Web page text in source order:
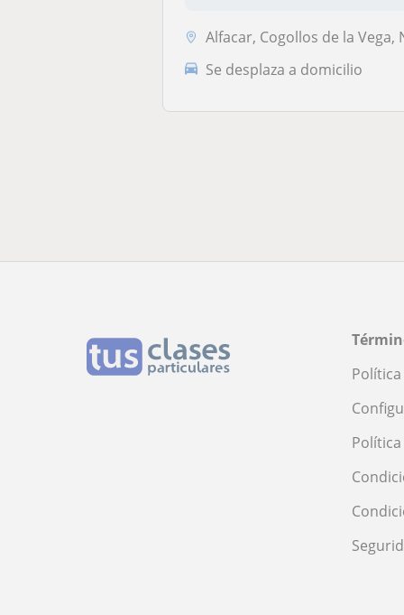
Alfacar, Cogollos de la Vega, Nívar, Víznar, Güevéjar, Huétor de
Se desplaza a domicilio